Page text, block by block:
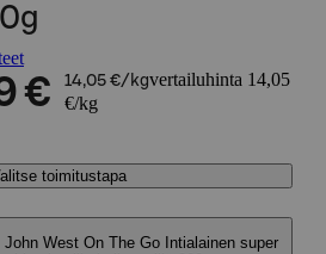
€ 14,05 €/kgvertailuhinta 14,05
€/kg
toimitustapa
West On The Go Intialainen super